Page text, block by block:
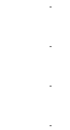
-
-
-
-